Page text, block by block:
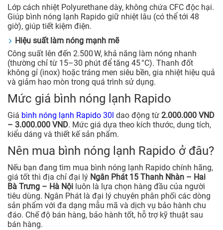
Lớp cách nhiệt Polyurethane dày, không chứa CFC độc hại.
Giúp bình nóng lạnh Rapido giữ nhiệt lâu (có thể tới 48
giờ), giúp tiết kiệm điện.
Hiệu suất làm nóng mạnh mẽ
Công suất lên đến 2.500 W, khả năng làm nóng nhanh
(thường chỉ từ 15–30 phút để tăng 45 °C). Thanh đốt
không gỉ (inox) hoặc tráng men siêu bền, gia nhiệt hiệu quả
và giảm hao mòn trong quá trình sử dụng.
Mức giá bình nóng lạnh Rapido
Giá bình nóng lạnh Rapido 30l dao động từ 2.000.000 VND
– 3.000.000 VND. Mức giá dựa theo kích thước, dung tích,
kiểu dáng và thiết kế sản phẩm.
Nên mua bình nóng lạnh Rapido ở đâu?
Nếu bạn đang tìm mua bình nóng lạnh Rapido chính hãng,
giá tốt thì địa chỉ đại lý Ngân Phát 15 Thanh Nhàn – Hai
Bà Trưng – Hà Nội luôn là lựa chọn hàng đầu của người
tiêu dùng. Ngân Phát là đại lý chuyên phân phối các dòng
sản phẩm với đa dạng mẫu mã và dịch vụ bảo hành chu
đáo. Chế độ bán hàng, bảo hành tốt, hỗ trợ kỹ thuật sau
bán hàng.